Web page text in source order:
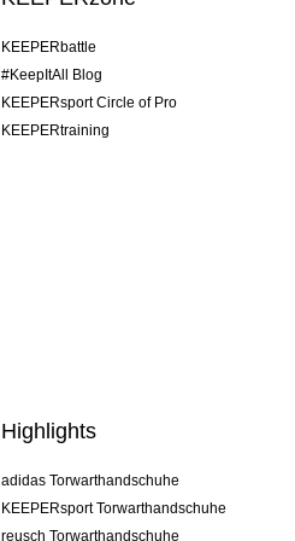
KEEPERbattle
#KeepItAll Blog
KEEPERsport Circle of Pro
KEEPERtraining
Highlights
adidas Torwarthandschuhe
KEEPERsport Torwarthandschuhe
reusch Torwarthandschuhe